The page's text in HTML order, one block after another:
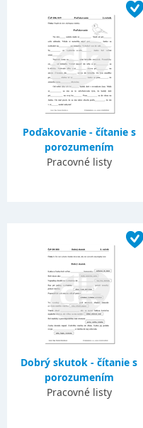
Poďakovanie - čítanie s
porozumením
Pracovné listy
Dobrý skutok - čítanie s
porozumením
Pracovné listy